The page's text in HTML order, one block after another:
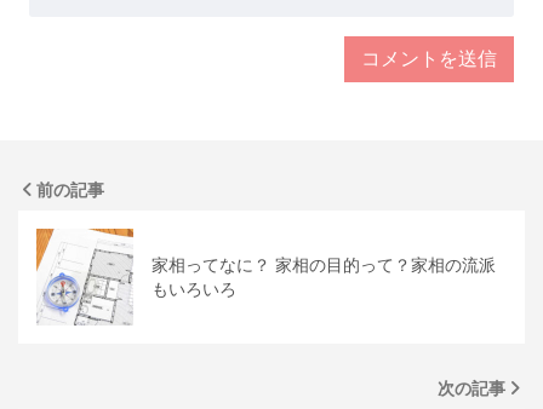
前の記事
家相ってなに？ 家相の目的って？家相の流派
もいろいろ
次の記事